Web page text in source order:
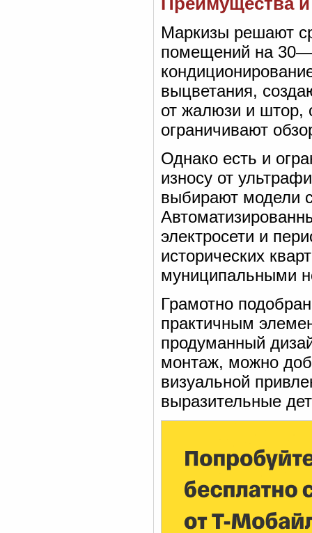
Маркизы решают
помещений на
выцветания,
от жалюзи и штор,
ограничивают
Однако есть и
износу от
выбирают модели
электросети и
исторических
муниципальными
Грамотно
практичным
продуманный
монтаж, можно
визуальной
выразительные